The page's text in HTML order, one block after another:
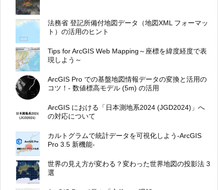
法務省 登記所備付地図データ（地図XML フォーマッ
ト）の活用のヒント
Tips for ArcGIS Web Mapping～座標を緯度経度で表
現しよう～
ArcGIS Pro での基盤地図情報データの変換と活用の
コツ！- 数値標高モデル (5m) の活用
ArcGIS における「日本測地系2024 (JGD2024)」へ
の対応について
カルトグラムで統計データを可視化しよう-ArcGIS
Pro 3.5 新機能-
世界の見え方が変わる？変わった世界地図の投影法 3
選